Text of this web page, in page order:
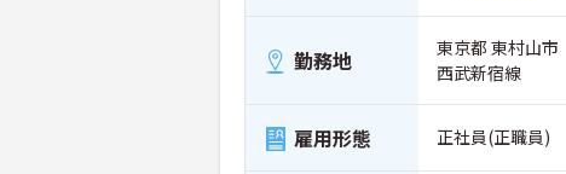
勤務地
東京都 東村山市
西武新宿線
雇用形態 正社員(正職員)